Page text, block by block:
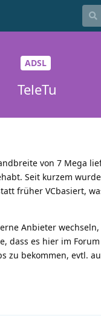
ADSL
TeleTu
von 7 Mega
Seit kurzem
früher VCbasiert,
Anbieter
dass es hier im
bekommen, evtl.